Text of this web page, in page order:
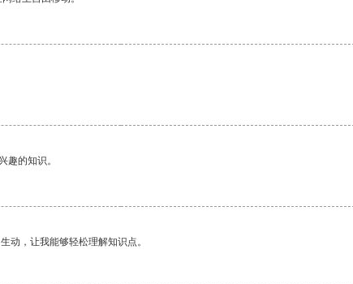
趣的知识。
动，让我能够轻松理解知识点。